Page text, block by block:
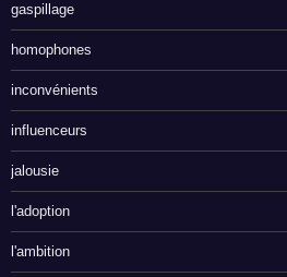
gaspillage
homophones
inconvénients
influenceurs
jalousie
l'adoption
l'ambition